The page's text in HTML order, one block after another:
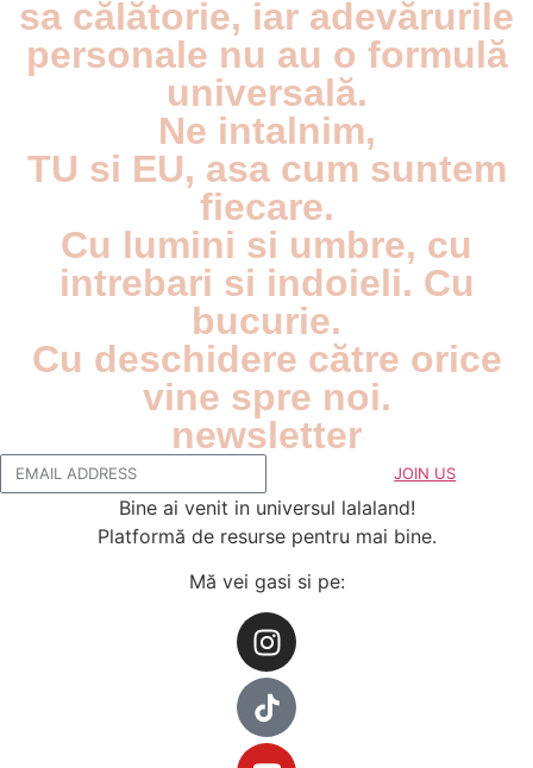
sa călătorie, iar adevărurile
personale nu au o formulă
universală.
Ne intalnim,
TU si EU, asa cum suntem
fiecare.
Cu lumini si umbre, cu
intrebari si indoieli. Cu
bucurie.
Cu deschidere către orice
vine spre noi.
newsletter
JOIN US
Bine ai venit in universul lalaland!
Platformă de resurse pentru mai bine.
Mă vei gasi si pe: